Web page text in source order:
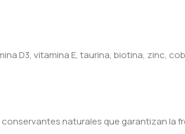
D3, vitamina E, taurina, biotina, zinc,
conservantes naturales que garantizan la